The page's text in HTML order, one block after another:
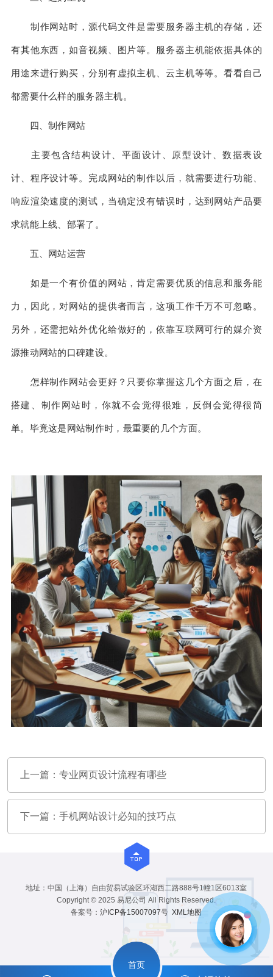
制作网站时，源代码文件是需要服务器主机的存储，还
有其他东西，如音视频、图片等。服务器主机能依据具体的
用途来进行购买，分别有虚拟主机、云主机等等。看看自己
都需要什么样的服务器主机。
四、制作网站
主要包含结构设计、平面设计、原型设计、数据表设
计、程序设计等。完成网站的制作以后，就需要进行功能、
响应渲染速度的测试，当确定没有错误时，达到网站产品要
求就能上线、部署了。
五、网站运营
如是一个有价值的网站，肯定需要优质的信息和服务能
力，因此，对网站的提供者而言，这项工作千万不可忽略。
另外，还需把站外优化给做好的，依靠互联网可行的媒介资
源推动网站的口碑建设。
怎样制作网站会更好？只要你掌握这几个方面之后，在
搭建、制作网站时，你就不会觉得很难，反倒会觉得很简
单。毕竟这是网站制作时，最重要的几个方面。
上一篇： 专业网页设计流程有哪些
下一篇： 手机网站设计必知的技巧点
地址：中国（上海）自由贸易试验区环湖西二路888号1幢1区6013室
Copyright © 2025 易尼公司 All Rights Reserved.
备案号：沪ICP备15007097号 XML地图
首页